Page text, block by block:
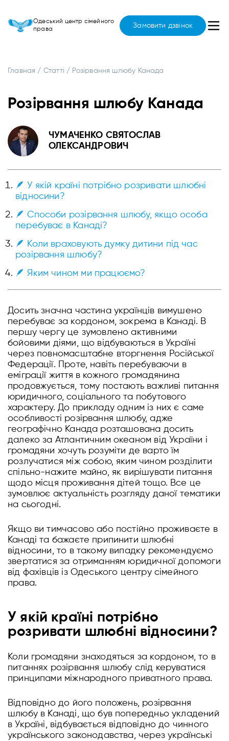
Одеський центр сімейного
права
Замовити дзвінок
Главная / Статті / Розірвання шлюбу Канада
Розірвання шлюбу Канада
ЧУМАЧЕНКО СВЯТОСЛАВ
ОЛЕКСАНДРОВИЧ
🪶 У якій країні потрібно розривати шлюбні
відносини?
🪶 Способи розірвання шлюбу, якщо особа
перебуває в Канаді?
🪶 Коли враховують думку дитини під час
розірвання шлюбу?
🪶 Яким чином ми працюємо?
Досить значна частина українців вимушено
перебуває за кордоном, зокрема в Канаді. В
першу чергу це зумовлено активними
бойовими діями, що відбуваються в Україні
через повномасштабне вторгнення Російської
Федерації. Проте, навіть перебуваючи в
еміграції життя в кожного громадянина
продовжується, тому постають важливі питання
юридичного, соціального та побутового
характеру. До прикладу одним із них є саме
особливості розірвання шлюбу, адже
географічно Канада розташована досить
далеко за Атлантичним океаном від України і
громадяни хочуть розуміти де варто їм
розлучатися між собою, яким чином розділити
спільно-нажите майно, як вирішувати питання
щодо місця проживання дітей тощо. Все це
зумовлює актуальність розгляду даної тематики
на сьогодні.
Якщо ви тимчасово або постійно проживаєте в
Канаді та бажаєте припинити шлюбні
відносини, то в такому випадку рекомендуємо
звертатися за отриманням юридичної допомоги
від фахівців із Одеського центру сімейного
права.
У якій країні потрібно
розривати шлюбні відносини?
Коли громадяни знаходяться за кордоном, то в
питаннях розірвання шлюбу слід керуватися
принципами міжнародного приватного права.
Відповідно до його положень, розірвання
шлюбу в Канаді, що був попередньо укладений
в Україні, відбувається відповідно до чинного
українського законодавства, через українські